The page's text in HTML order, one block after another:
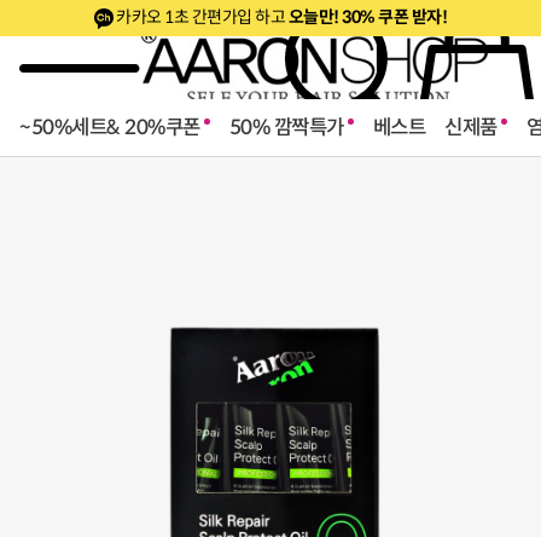
카카오 1초 간편가입 하고오늘만! 30% 쿠폰 받자!
~50%세트& 20%쿠폰 50% 깜짝특가 베스트 신제품